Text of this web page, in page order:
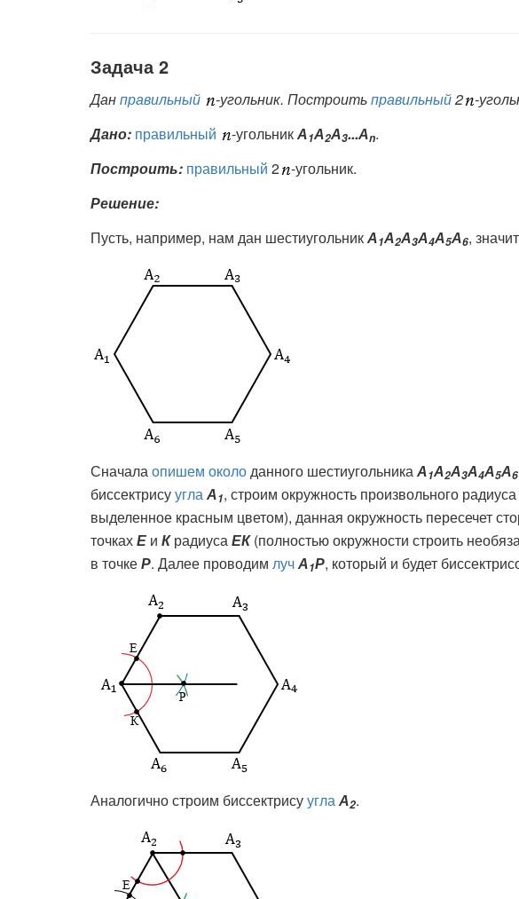
Задача 2
Данправильный -угольник. Построитьправильный2 -
Дано: правильный -угольникА1А2А3...Аn.
Построить: правильный 2 -угольник.
Решение:
Пусть, например, нам дан шестиугольникА1А2А3А4А5А6,
Сначалаопишем околоданного шестиугольникаА1А2А3А4А5А6
биссектрисууглаА1, строим окружность произвольного
выделенное красным цветом), данная окружность пересечет
точкахЕ и КрадиусаЕК(полностью окружности строить
в точкеР. Далее проводим лучА1Р, который и будет
Аналогично строим биссектрисууглаА2.